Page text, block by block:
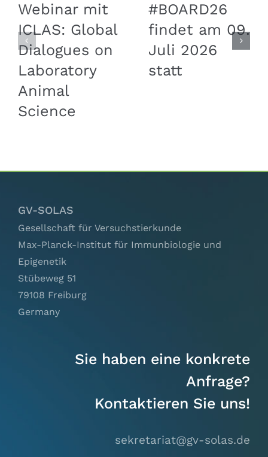
Webinar mit
ICLAS: Global
Dialogues on
Laboratory
Animal
Science
#BOARD26
findet am 09.
Juli 2026
statt
GV-SOLAS
Gesellschaft für Versuchstierkunde
Max-Planck-Institut für Immunbiologie und
Epigenetik
Stübeweg 51
79108 Freiburg
Germany
Sie haben eine konkrete
Anfrage?
Kontaktieren Sie uns!
sekretariat@gv-solas.de